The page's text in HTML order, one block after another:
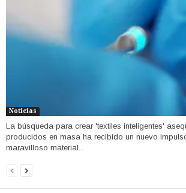
Noticias
La búsqueda para crear 'textiles inteligentes'
producidos en masa ha recibido un nuevo
maravilloso material...